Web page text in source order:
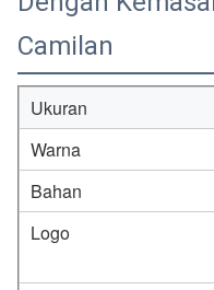
Camilan
Ukuran
Warna
Bahan
Logo